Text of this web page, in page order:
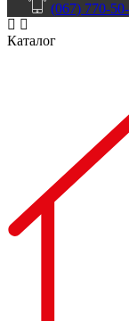
(067) 770-
Каталог